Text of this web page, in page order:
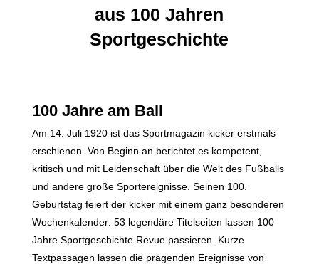
aus 100 Jahren
Sportgeschichte
100 Jahre am Ball
Am 14. Juli 1920 ist das Sportmagazin kicker erstmals
erschienen. Von Beginn an berichtet es kompetent,
kritisch und mit Leidenschaft über die Welt des Fußballs
und andere große Sportereignisse. Seinen 100.
Geburtstag feiert der kicker mit einem ganz besonderen
Wochenkalender: 53 legendäre Titelseiten lassen 100
Jahre Sportgeschichte Revue passieren. Kurze
Textpassagen lassen die prägenden Ereignisse von